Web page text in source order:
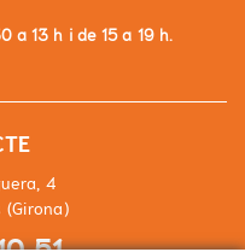
a 13 h i de 15 a 19 h.
4